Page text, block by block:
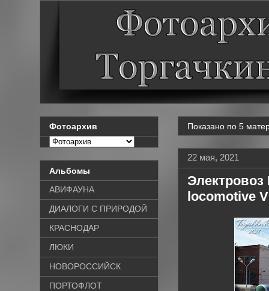
Показано по 5
22 мая, 2021
locomotive
Фотоархив
Альбомы
АВИФАУНА
ДИАЛОГИ С ПРИРОДОЙ
КРАСНОДАР
ЛЮКИ
НОВОРОССИЙСК
ПОРТОФЛОТ